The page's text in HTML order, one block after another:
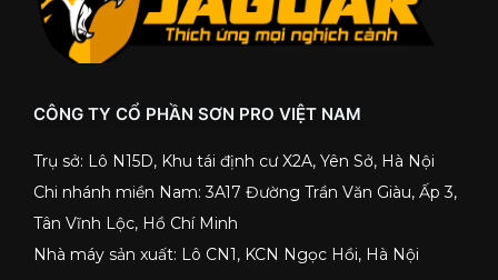
CÔNG TY CỔ PHẦN SƠN PRO VIỆT NAM
Trụ sở: Lô N15D, Khu tái định cư X2A, Yên Sở, Hà Nội
Chi nhánh miền Nam: 3A17 Đường Trần Văn Giàu, Ấp 3,
Tân Vĩnh Lộc, Hồ Chí Minh
Nhà máy sản xuất: Lô CN1, KCN Ngọc Hồi, Hà Nội